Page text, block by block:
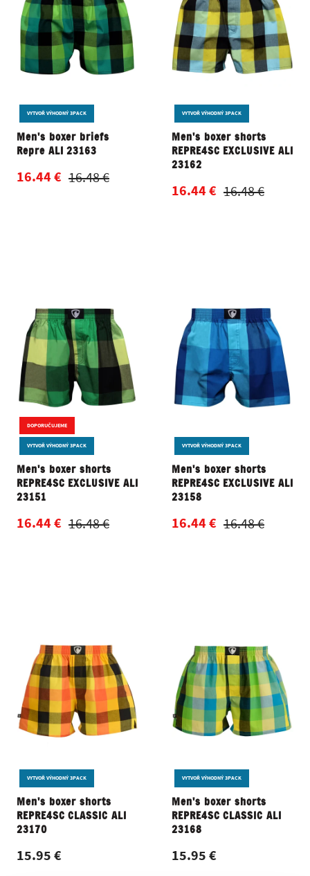
VYTVOŘ VÝHODNÝ 3PACK
Men's boxer briefs
Repre ALI 23163
16.44 € 16.48 €
VYTVOŘ VÝHODNÝ 3PACK
Men's boxer shorts
REPRE4SC EXCLUSIVE ALI
23162
16.44 € 16.48 €
DOPORUČUJEME
VYTVOŘ VÝHODNÝ 3PACK
Men's boxer shorts
REPRE4SC EXCLUSIVE ALI
23151
16.44 € 16.48 €
VYTVOŘ VÝHODNÝ 3PACK
Men's boxer shorts
REPRE4SC EXCLUSIVE ALI
23158
16.44 € 16.48 €
VYTVOŘ VÝHODNÝ 3PACK
Men's boxer shorts
REPRE4SC CLASSIC ALI
23170
15.95 €
VYTVOŘ VÝHODNÝ 3PACK
Men's boxer shorts
REPRE4SC CLASSIC ALI
23168
15.95 €